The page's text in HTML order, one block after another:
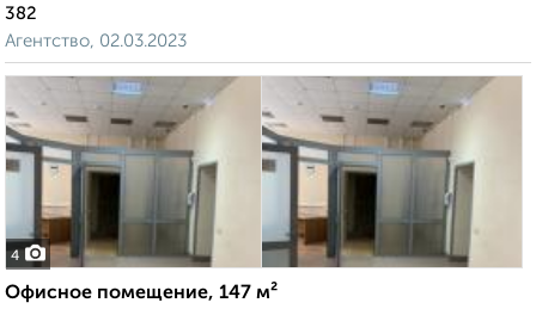
382
Агентство, 02.03.2023
4
Офисное помещение, 147 м²